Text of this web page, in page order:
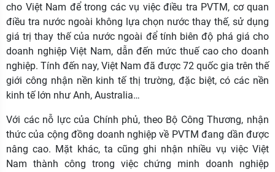
cho Việt Nam để trong các vụ việc điều tra PVTM, cơ quan
điều tra nước ngoài không lựa chọn nước thay thế, sử dụng
giá trị thay thế của nước ngoài để tính biên độ phá giá cho
doanh nghiệp Việt Nam, dẫn đến mức thuế cao cho doanh
nghiệp. Tính đến nay, Việt Nam đã được 72 quốc gia trên thế
giới công nhận nền kinh tế thị trường, đặc biệt, có các nền
kinh tế lớn như Anh, Australia…
Với các nỗ lực của Chính phủ, theo Bộ Công Thương, nhận
thức của cộng đồng doanh nghiệp về PVTM đang dần được
nâng cao. Mặt khác, ta cũng ghi nhận nhiều vụ việc Việt
Nam thành công trong việc chứng minh doanh nghiệp